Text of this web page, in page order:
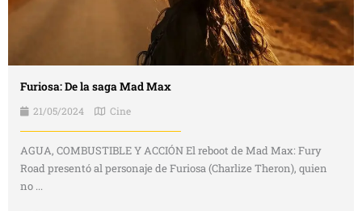
Furiosa: De la saga Mad Max
21/05/2024 Cine
AGUA, COMBUSTIBLE Y ACCIÓN El reboot de Mad Max: Fury
Road presentó al personaje de Furiosa (Charlize Theron), quien
no ...